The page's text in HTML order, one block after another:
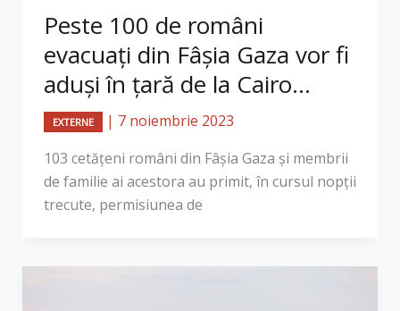
Peste 100 de români
evacuați din Fâșia Gaza vor fi
aduși în țară de la Cairo...
EXTERNE | 7 noiembrie 2023
103 cetăţeni români din Fâşia Gaza şi membrii
de familie ai acestora au primit, în cursul nopţii
trecute, permisiunea de